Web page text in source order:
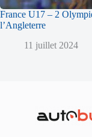
France U17 – 2
l’Angleterre
11 juillet 2024